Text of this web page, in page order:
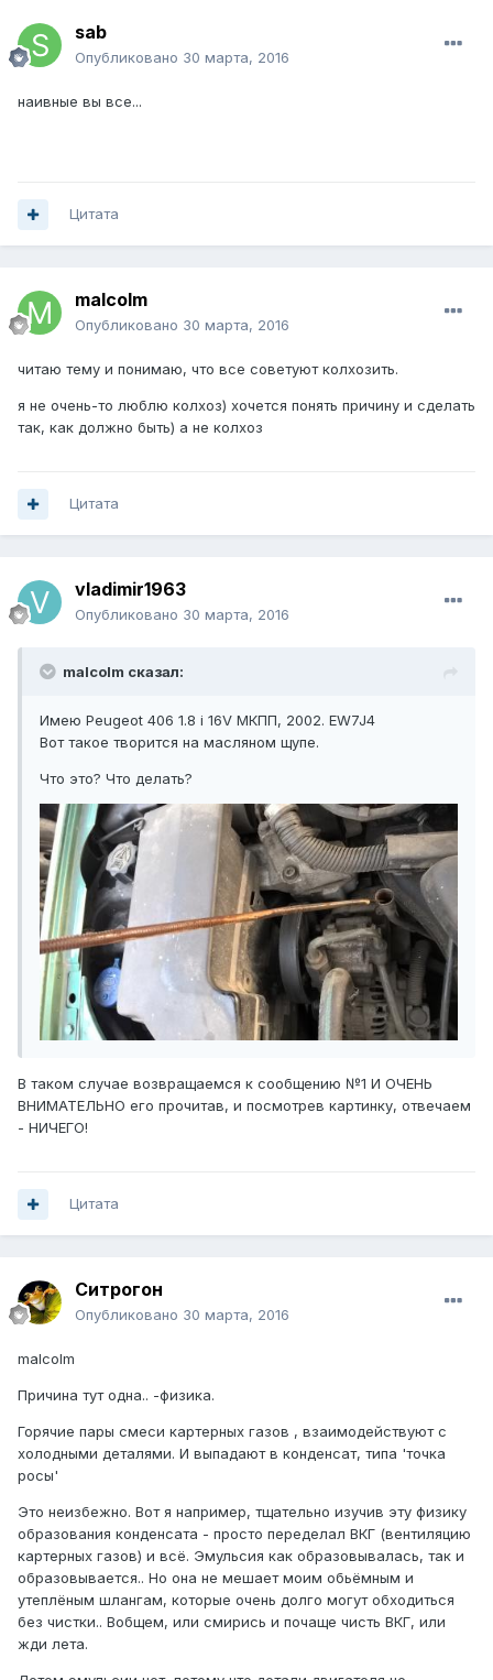
sab
Опубликовано 30 марта, 2016
наивные вы все...
Цитата
malcolm
Опубликовано 30 марта, 2016
читаю тему и понимаю, что все советуют колхозить.
я не очень-то люблю колхоз) хочется понять причину и сделать
так, как должно быть) а не колхоз
Цитата
vladimir1963
Опубликовано 30 марта, 2016
malcolm сказал:
Имею Peugeot 406 1.8 i 16V МКПП, 2002. EW7J4
Вот такое творится на масляном щупе.
Что это? Что делать?
В таком случае возвращаемся к сообщению №1 И ОЧЕНЬ
ВНИМАТЕЛЬНО его прочитав, и посмотрев картинку, отвечаем
- НИЧЕГО!
Цитата
Ситрогон
Опубликовано 30 марта, 2016
malcolm
Причина тут одна.. -физика.
Горячие пары смеси картерных газов , взаимодействуют с
холодными деталями. И выпадают в конденсат, типа 'точка
росы'
Это неизбежно. Вот я например, тщательно изучив эту физику
образования конденсата - просто переделал ВКГ (вентиляцию
картерных газов) и всё. Эмульсия как образовывалась, так и
образовывается.. Но она не мешает моим обьёмным и
утеплёным шлангам, которые очень долго могут обходиться
без чистки.. Вобщем, или смирись и почаще чисть ВКГ, или
жди лета.